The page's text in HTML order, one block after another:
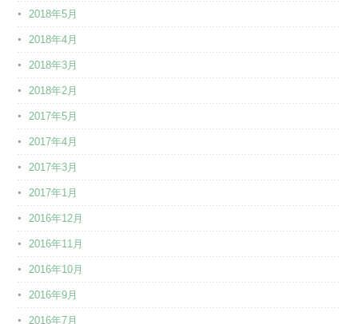
2018年5月
2018年4月
2018年3月
2018年2月
2017年5月
2017年4月
2017年3月
2017年1月
2016年12月
2016年11月
2016年10月
2016年9月
2016年7月